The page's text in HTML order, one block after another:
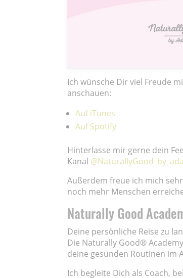
Ich wünsche Dir viel Freude
anschauen:
Auf iTunes
Auf Spotify
Hinterlasse mir gerne dein
Kanal
Außerdem freue ich mich
noch mehr Menschen
Naturally Good
Deine persönliche Reise zu
Die Naturally Good®
deine gesunden Routinen im
Ich begleite Dich als Coach,